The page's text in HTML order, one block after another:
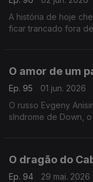
A história de hoje
ficar trancado fora
O amor de um
Ep. 95
01 jun. 2026
O russo Evgeny
sIndrome de Down,
O dragão do
Ep. 94
29 mai. 2026